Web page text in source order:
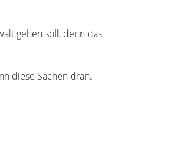
gehen soll, denn das
diese Sachen dran.